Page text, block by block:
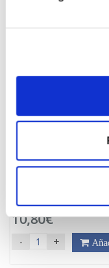
NEXCARE COLD
10,80€
- +